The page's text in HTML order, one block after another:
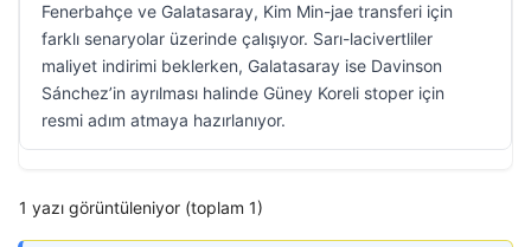
Fenerbahçe ve Galatasaray, Kim Min-jae transferi için
farklı senaryolar üzerinde çalışıyor. Sarı-lacivertliler
maliyet indirimi beklerken, Galatasaray ise Davinson
Sánchez’in ayrılması halinde Güney Koreli stoper için
resmi adım atmaya hazırlanıyor.
1 yazı görüntüleniyor (toplam 1)